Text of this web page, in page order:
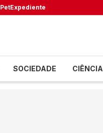
PetExpediente
SOCIEDADE CIÊNCIA